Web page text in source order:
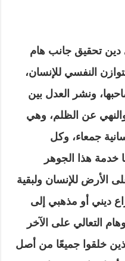
دين تحقيق جانب هام
النفسي للإنسان،
ونشر العدل بين
عن الظلم، وهي
جمعاء، وكل
خدمة هذا الجوهر
الأرض للإنسان ولبقية
ديني أو مذهبي إلى
التعالي على الآخر
خلقوا جميعًا من أصل